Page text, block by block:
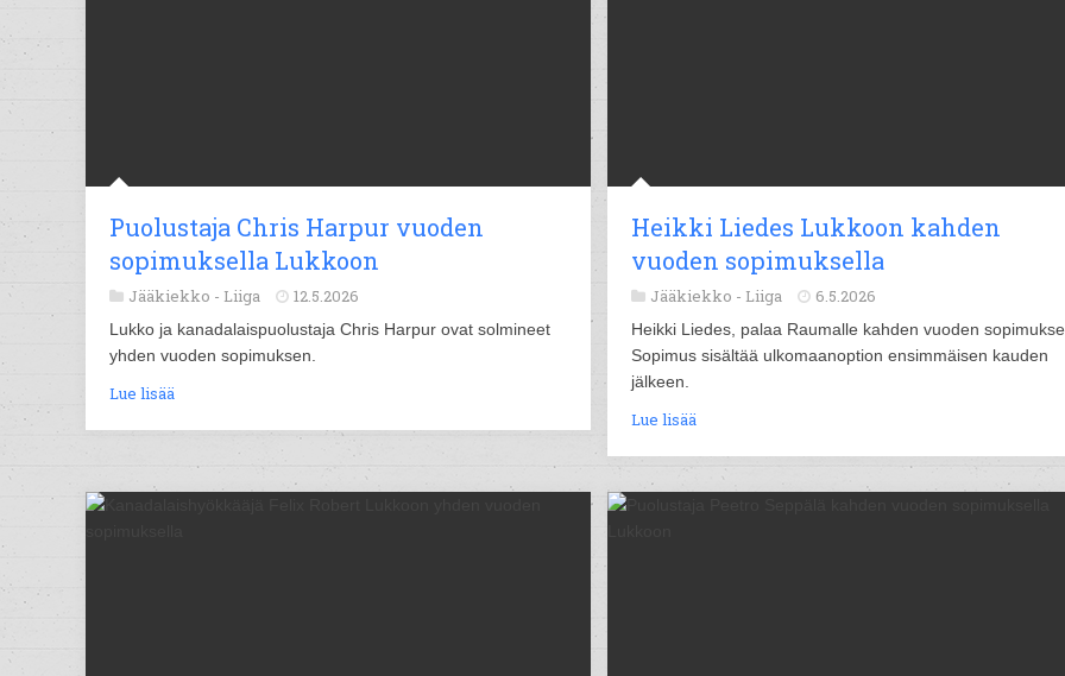
Puolustaja Chris Harpur vuoden
sopimuksella Lukkoon
Jääkiekko - Liiga 12.5.2026
Lukko ja kanadalaispuolustaja Chris Harpur ovat solmineet
yhden vuoden sopimuksen.
Lue lisää
Heikki Liedes Lukkoon kahden
vuoden sopimuksella
Jääkiekko - Liiga 6.5.2026
Heikki Liedes, palaa Raumalle kahden vuoden
Sopimus sisältää ulkomaanoption ensimmäisen kauden
jälkeen.
Lue lisää